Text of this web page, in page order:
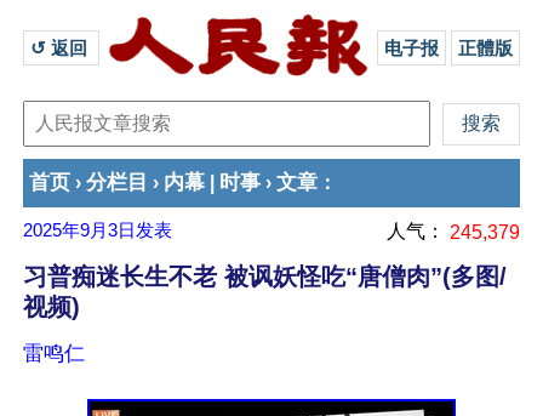
↺ 返回 电子报 正體版
首页 › 分栏目 › 内幕 时事 › 文章 ：
2025年9月3日 发表 人气： 245,379
习普痴迷长生不老 被讽妖怪吃“唐僧肉”(多图/
视频)
雷鸣仁